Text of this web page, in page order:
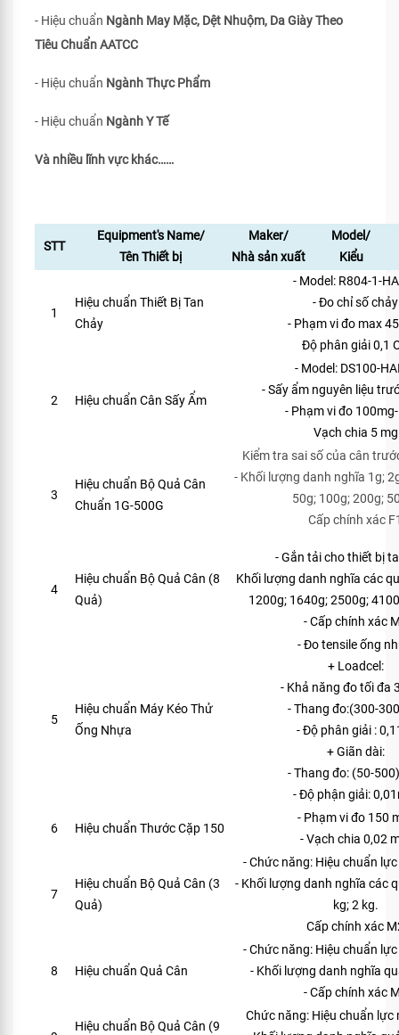
- Hiệu chuẩn Ngành May Mặc, Dệt Nhuộm, Da Giày Theo
Tiêu ChuẩnAATCC
- Hiệu chuẩn Ngành Thực Phẩm
- Hiệu chuẩn Ngành Y Tế
Và nhiều lĩnh vực khác……
STT
Equipment's Name/
Tên Thiết bị
Maker/
Nhà sản xuất
Model/
Kiểu
1
Hiệu chuẩn Thiết Bị Tan
Chảy
- Model: R804-1-
- Đo chỉ số chảy
- Phạm vi đo max
Độ phân giải 0,1
2 Hiệu chuẩn Cân Sấy Ẩm
- Model: DS100-
- Sấy ẩm nguyên liệu
- Phạm vi đo
Vạch chia 5 mg
3
Hiệu chuẩn Bộ Quả Cân
Chuẩn 1G-500G
Kiểm tra sai số của cân
- Khối lượng danh nghĩa 1g;
50g; 100g; 200g;
Cấp chính xác
4
Hiệu chuẩn Bộ Quả Cân (8
Quả)
- Gắn tải cho thiết bị
Khối lượng danh nghĩa các
1200g; 1640g; 2500g;
- Cấp chính xác
5
Hiệu chuẩn Máy Kéo Thử
Ống Nhựa
- Đo tensile ống
+ Loadcel:
- Khả năng đo tối đa
- Thang đo:(300-
- Độ phân giải :
+ Giãn dài:
- Thang đo: (50-
- Độ phận giải:
6 Hiệu chuẩn Thước Cặp 150
- Phạm vi đo 150
- Vạch chia 0,02
7
Hiệu chuẩn Bộ Quả Cân (3
Quả)
- Chức năng: Hiệu chuẩn
- Khối lượng danh nghĩa các
kg; 2 kg.
Cấp chính xác
8 Hiệu chuẩn Quả Cân
- Chức năng: Hiệu chuẩn
- Khối lượng danh nghĩa
- Cấp chính xác
Hiệu chuẩn Bộ Quả Cân (9
Chức năng: Hiệu chuẩn lực